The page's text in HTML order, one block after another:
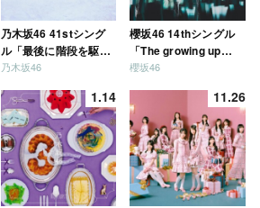
乃木坂46 41stシング
ル「最後に階段を駆け
上がったのはいつ
乃木坂46
櫻坂46 14thシングル
「The growing up
train」
櫻坂46
1.14 11.26